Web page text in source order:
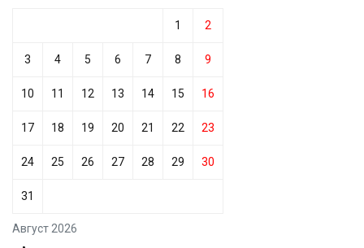
Август 2026
1 2
3 4 5 6 7 8 9
10 11 12 13 14 15 16
17 18 19 20 21 22 23
24 25 26 27 28 29 30
31